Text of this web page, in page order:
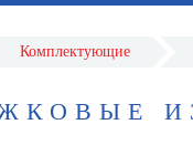
Комплектующие